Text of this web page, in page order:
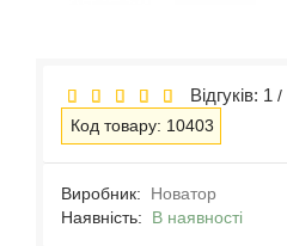
Відгуків: 1 /
Код товару: 10403
Виробник:
Новатор
Наявність: В наявності